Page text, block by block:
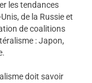
les tendances
de la Russie et
de coalitions
: Japon,
doit savoir